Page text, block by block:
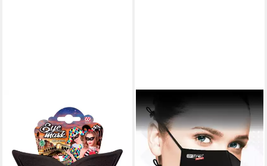
Gesichtsmaske Maske Mund
Nase Abdeckung Ventil
Waschbar schwarz MT-0201,
Abdeckung